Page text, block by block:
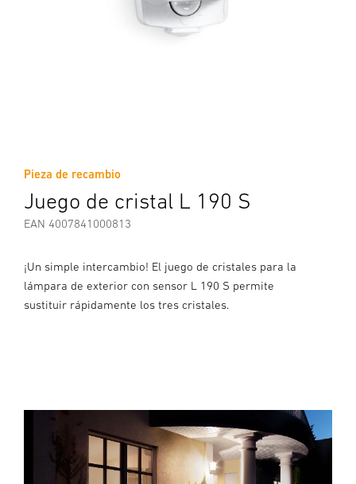
Pieza de recambio
Juego de cristal L 190 S
EAN 4007841000813
¡Un simple intercambio! El juego de cristales para la
lámpara de exterior con sensor L 190 S permite
sustituir rápidamente los tres cristales.